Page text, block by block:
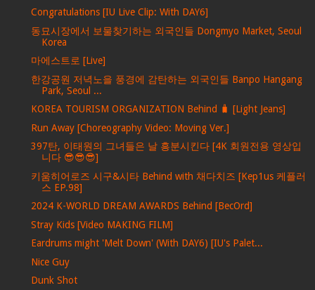
Congratulations [IU Live Clip: With DAY6]
동묘시장에서 보물찾기하는 외국인들 Dongmyo Market, Seoul
Korea
마에스트로 [Live]
한강공원 저녁노을 풍경에 감탄하는 외국인들 Banpo Hangang
Park, Seoul ...
KOREA TOURISM ORGANIZATION Behind 🧳 [Light Jeans]
Run Away [Choreography Video: Moving Ver.]
397탄, 이태원의 그녀들은 날 흥분시킨다 [4K 회원전용 영상입
니다 😎😎😎]
키움히어로즈 시구&시타 Behind with 채다치즈 [Kep1us 케플러
스 EP.98]
2024 K-WORLD DREAM AWARDS Behind [BecOrd]
Stray Kids [Video MAKING FILM]
Eardrums might 'Melt Down' (With DAY6) [IU's Palet...
Nice Guy
Dunk Shot